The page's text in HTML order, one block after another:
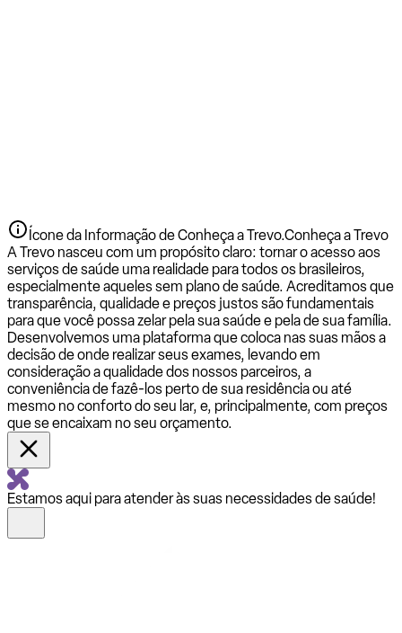
Ícone da Informação de Conheça a Trevo.Conheça a Trevo
A Trevo nasceu com um propósito claro: tornar o acesso aos
serviços de saúde uma realidade para todos os brasileiros,
especialmente aqueles sem plano de saúde. Acreditamos que
transparência, qualidade e preços justos são fundamentais
para que você possa zelar pela sua saúde e pela de sua família.
Desenvolvemos uma plataforma que coloca nas suas mãos a
decisão de onde realizar seus exames, levando em
consideração a qualidade dos nossos parceiros, a
conveniência de fazê-los perto de sua residência ou até
mesmo no conforto do seu lar, e, principalmente, com preços
que se encaixam no seu orçamento.
Estamos aqui para atender às suas necessidades de saúde!